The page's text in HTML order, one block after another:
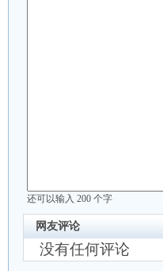
还可以输入 200 个字
网友评论
没有任何评论